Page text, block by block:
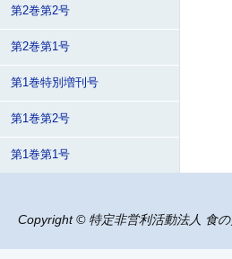
第2巻第2号
第2巻第1号
第1巻特別増刊号
第1巻第2号
第1巻第1号
Copyright © 特定非営利活動法人 食